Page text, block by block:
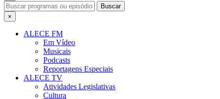
Buscar
×
ALECE FM
Em Vídeo
Musicais
Podcasts
Reportagens Especiais
ALECE TV
Atividades Legislativas
Cultura